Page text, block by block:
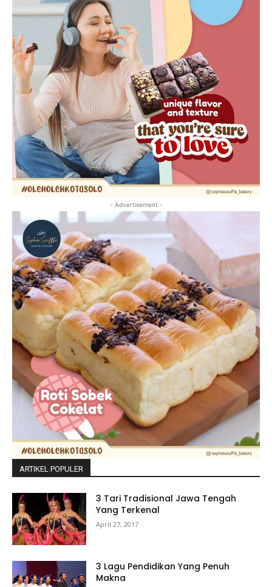
- Advertisement -
ARTIKEL POPULER
3 Tari Tradisional Jawa Tengah
Yang Terkenal
April 27, 2017
3 Lagu Pendidikan Yang Penuh
Makna